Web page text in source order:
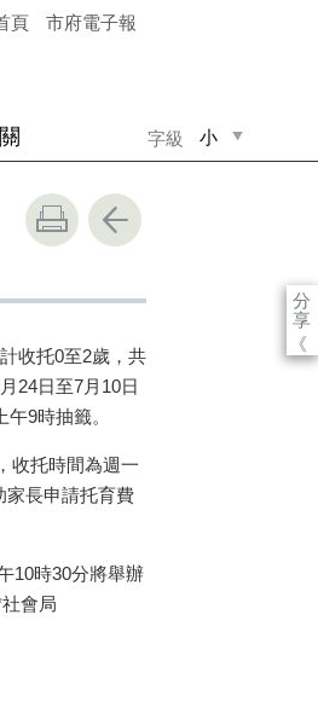
頁 市府電子報
字級 小
分
享
《
收托0至2歲，共
月24日至7月 10日
午9時抽籤。
收托時間為週一
家長申請托育費
10時30分將舉辦
社會局